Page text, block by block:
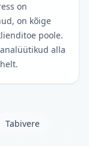
on
on kõige
poole.
alla
Tabivere